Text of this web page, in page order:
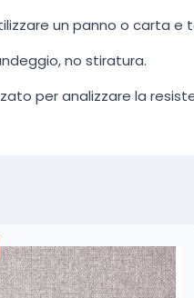
un panno o carta e
no stiratura.
per analizzare la